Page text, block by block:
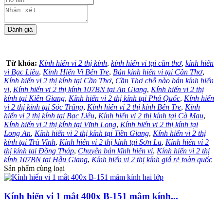
Từ khóa: Kính hiển vi 2 thị kính, kính hiển vi tại cần thơ, kính hiển
vi Bạc Liêu, Kính Hiển Vi Bến Tre, Bán kính hiển vi tại Cần Thơ,
Kính hiển vi 2 thị kính tại Cần Thơ, Cần Thơ chỗ nào bán kính hiển
vi, Kính hiển vi 2 thị kính 107BN tại An Giang, Kính hiển vi 2 thị
kính tại Kiên Giang, Kính hiển vi 2 thị kính tại Phú Quốc, Kính hiển
vi 2 thị kính tại Sóc Trăng, Kính hiển vi 2 thị kính Bến Tre, Kính
hiển vi 2 thị kính tại Bạc Liêu, Kính hiển vi 2 thị kính tại Cà Mau,
Kính hiển vi 2 thị kính tại Vĩnh Long, Kính hiển vi 2 thị kính tại
Long An, Kính hiển vi 2 thị kính tại Tiền Giang, Kính hiển vi 2 thị
kính tại Trà Vinh, Kính hiển vi 2 thị kính tại Sơn La, Kính hiển vi 2
thị kính tại Đồng Tháp, Chuyên bán kĩnh hiển vi, Kính hiển vi 2 thị
kính 107BN tại Hậu Giang, Kính hiển vi 2 thị kính giá rẻ toàn quốc
Sản phẩm cùng loại
Kính hiển vi 1 mắt 400x B-151 mâm kính...